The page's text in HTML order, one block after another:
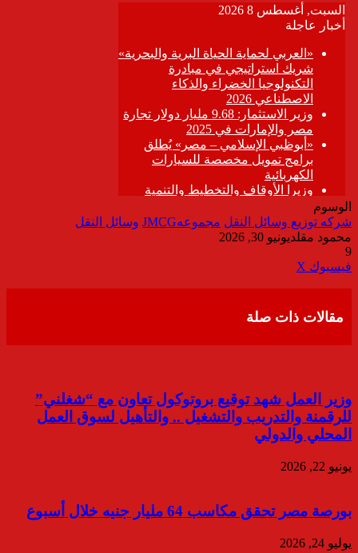
الوسوم
شركه توزيع وسائل النقل مجموعهJMCG
وسائل النقل
محمود مقلديونيو 30, 2026
9
فيسبوك ‫X
مقالات ذات صلة
وزير العمل شهد توقيع بروتوكول تعاون مع “شغلني”
للرقمنة والتدريب والتشغيل .. والتأهيل لسوق العمل
المحلي والدولي
يونيو 22, 2026
بورصة مصر تحقق مكاسب 64 مليار جنيه خلال أسبوع
يوليو 24, 2026